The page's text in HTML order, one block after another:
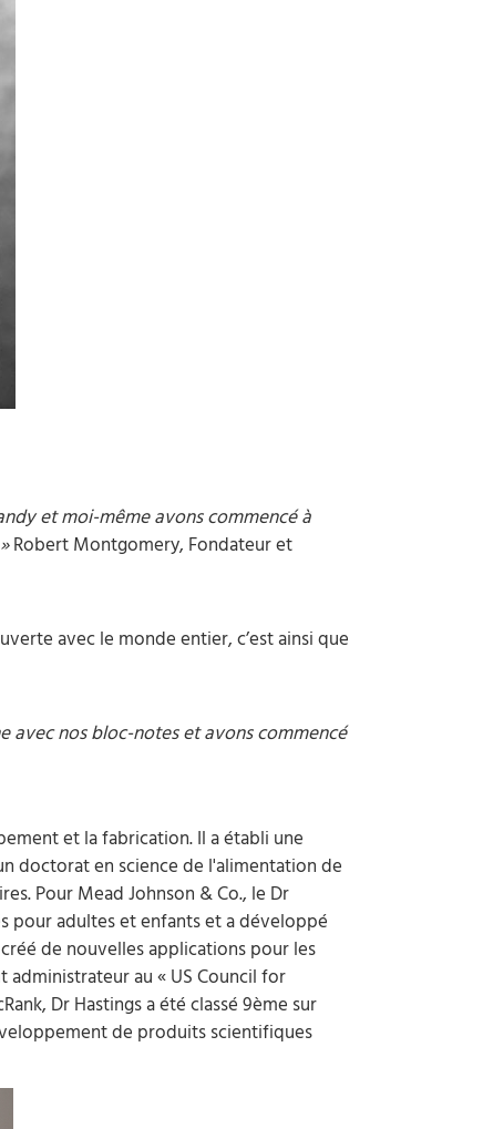
et moi-même avons commencé à
Robert Montgomery, Fondateur et
avec le monde entier, c’est ainsi que
avec nos bloc-notes et avons commencé
et la fabrication. Il a établi une
doctorat en science de l'alimentation de
Pour Mead Johnson & Co., le Dr
pour adultes et enfants et a développé
de nouvelles applications pour les
au « US Council for
Dr Hastings a été classé 9ème sur
de produits scientifiques